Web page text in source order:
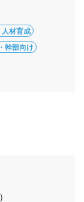
人材育成
幹部向け